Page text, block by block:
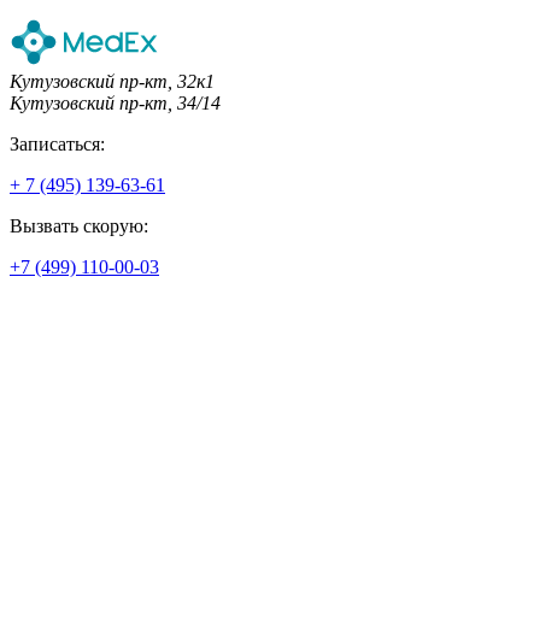
Кутузовский пр-кт, 32к1
Кутузовский пр-кт, 34/14
Записаться:
+ 7 (495) 139-63-61
Вызвать скорую:
+7 (499) 110-00-03